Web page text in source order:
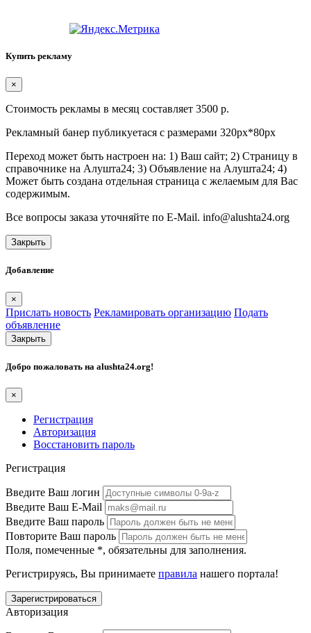
Купить рекламу
×
Стоимость рекламы в месяц составляет 3500 р.
Рекламный банер публикуетася с размерами 320px*80px
Переход может быть настроен на: 1) Ваш сайт; 2) Страницу в
справочнике на Алушта24; 3) Объявление на Алушта24; 4)
Может быть создана отдельная страница с желаемым для Вас
содержимым.
Все вопросы заказа уточняйте по E-Mail. info@alushta24.org
Закрыть
Добавление
×
Прислать новость Рекламировать организацию Подать
объявление
Закрыть
Добро пожаловать на alushta24.org!
×
Регистрация
Авторизация
Восстановить пароль
Регистрация
Введите Ваш логин
Введите Ваш E-Mail
Введите Ваш пароль
Повторите Ваш пароль
Поля, помеченные *, обязательны для заполнения.
Регистрируясь, Вы принимаете правила нашего портала!
Авторизация